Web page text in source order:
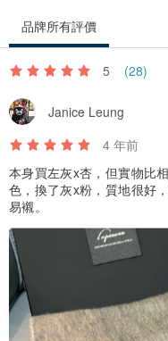
品牌所有評價
5 (28)
Janice Leung
4 年前
本身買左灰x杏，但實物比
色，換了灰x粉，質地很好
易襯。